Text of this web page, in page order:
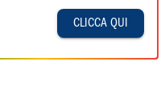
CLICCA QUI